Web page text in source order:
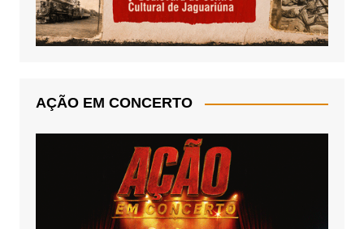
AÇÃO EM CONCERTO